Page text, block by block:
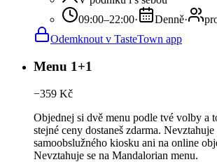
09:00–22:00· Denně·
Odemknout v TasteTown app
Menu 1+1
−359 Kč
Objednej si dvě menu podle tvé volby a
stejné ceny dostaneš zdarma.
samoobslužného kiosku ani na online
Nevztahuje se na Mandalorian menu.